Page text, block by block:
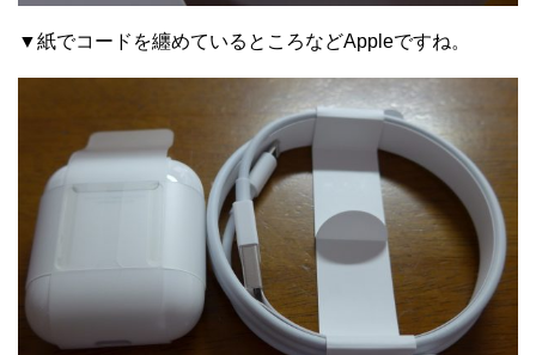
▼紙でコードを纏めているところなどAppleですね。